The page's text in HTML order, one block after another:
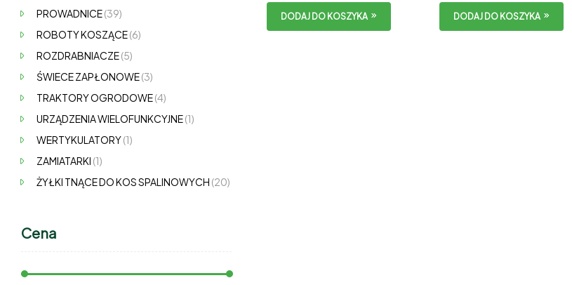
DODAJ DO KOSZYKA DODAJ DO KOSZYKA
PROWADNICE(39)
ROBOTY KOSZĄCE(6)
ROZDRABNIACZE(5)
ŚWIECE ZAPŁONOWE(3)
TRAKTORY OGRODOWE(4)
URZĄDZENIA WIELOFUNKCYJNE(1)
WERTYKULATORY(1)
ZAMIATARKI (1)
ŻYŁKI TNĄCE DO KOS SPALINOWYCH (20)
Cena